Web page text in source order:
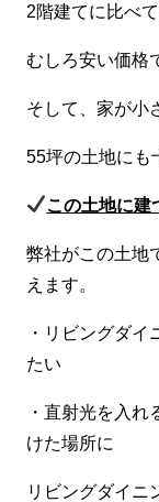
2階建てに比べ
むしろ安い価格
そして、家が小
55坪の土地にも
この土地に建
弊社がこの土地
えます。
・リビングダ
たい
・直射光を入
けた場所に
リビングダイニ